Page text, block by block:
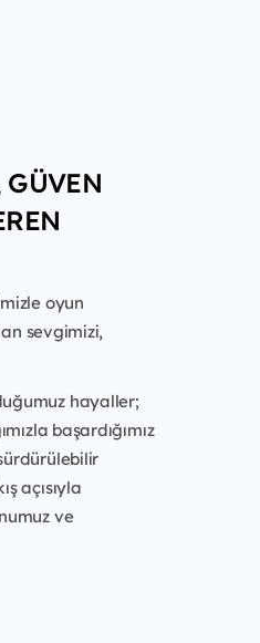
oyun
sevgimizi,
hayaller;
başardığımız
açısıyla
ve